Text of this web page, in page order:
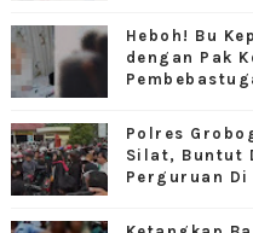
Heboh! Bu
dengan Pak
Polres
Silat, Buntut
Perguruan